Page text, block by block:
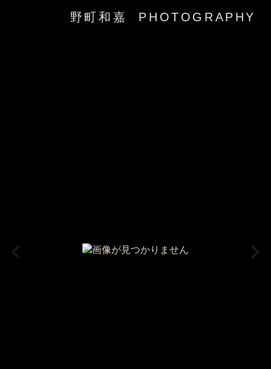
野町和嘉 PHOTOGRAPHY
‹ ›